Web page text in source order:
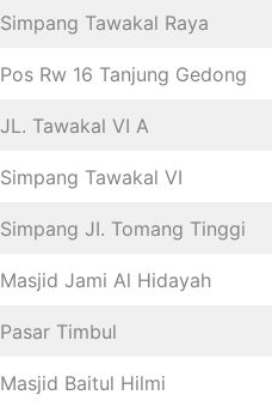
Simpang Tawakal Raya
Pos Rw 16 Tanjung Gedong
JL. Tawakal VI A
Simpang Tawakal VI
Simpang JI. Tomang Tinggi
Masjid Jami Al Hidayah
Pasar Timbul
Masjid Baitul Hilmi